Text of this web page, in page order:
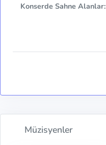
Konserde Sahne Alanlar:
Müzisyenler